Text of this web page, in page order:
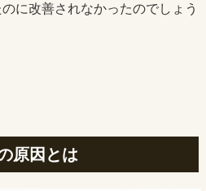
に改善されなかったのでしょう
原因とは